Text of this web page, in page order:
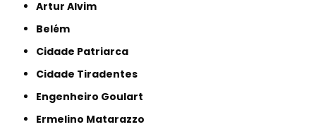
Artur Alvim
Belém
Cidade Patriarca
Cidade Tiradentes
Engenheiro Goulart
Ermelino Matarazzo